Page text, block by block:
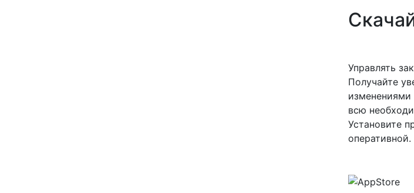
Управлять
Получайте
изменениями
всю
Установите
оперативной.